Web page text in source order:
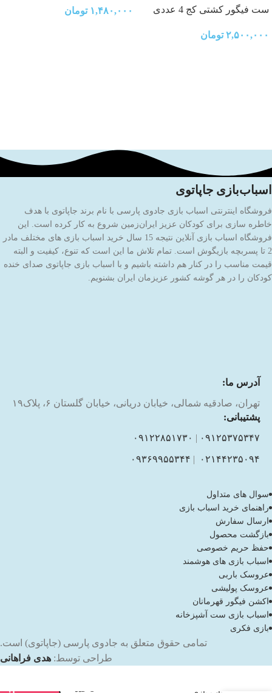
ست فیگور کشتی کج 4 عددی
۲,۵۰۰,۰۰۰ تومان
۱,۴۸۰,۰۰۰ تومان
اسباب‌بازی جاپاتوی
فروشگاه اینترنتی اسباب بازی جادوی پارسی با نام برند جاپاتوی با هدف
خاطره سازی برای کودکان عزیز ایران‌زمین شروع به کار کرده است. این
فروشگاه اسباب بازی آنلاین نتیجه 15 سال خرید اسباب بازی های مختلف مادر
2 تا پسربچه بازیگوش است. تمام تلاش ما این است که تنوع، کیفیت و البته
قیمت مناسب را در کنار هم داشته باشیم و با اسباب بازی جاپاتوی صدای خنده
کودکان را در هر گوشه کشور عزیزمان ایران بشنویم.
آدرس ما:
تهران، صادقیه شمالی، خیابان دریانی، خیابان گلستان ۶، پلاک۱۹
پشتیبانی:
۰۹۱۲۵۳۷۵۳۴۷ | ۰۹۱۲۲۸۵۱۷۳۰
۰۲۱۴۴۲۳۵۰۹۴ | ۰۹۳۶۹۹۵۵۳۴۴
سوال های متداول
راهنمای خرید اسباب بازی
ارسال سفارش
بازگشت محصول
حفظ حریم خصوصی
اسباب بازی های هوشمند
عروسک باربی
عروسک پولیشی
اکشن فیگور قهرمانان
اسباب بازی ست آشپزخانه
بازی فکری
تمامی حقوق متعلق به جادوی پارسی (جاپاتوی) است.
طراحی توسط: هدی فراهانی
1 عدد